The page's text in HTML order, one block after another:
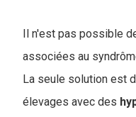
Il n'est pas possible
associées au
La seule solution est
élevages avec des